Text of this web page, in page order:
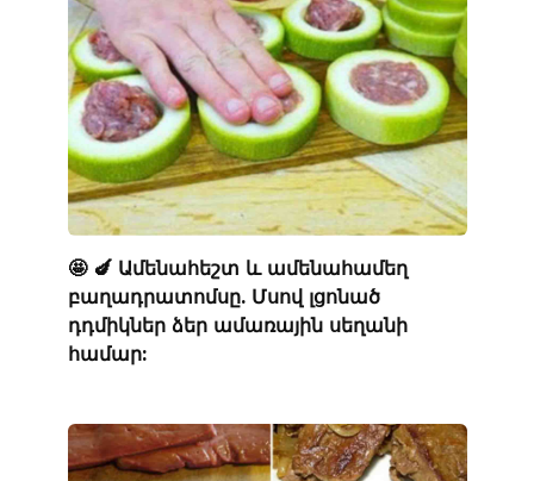
🤩 🍆 Ամենահեշտ և ամենահամեղ
բաղադրատոմսը. Մսով լցոնած
դդմիկներ ձեր ամառային սեղանի
համար: